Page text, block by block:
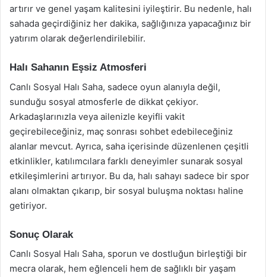
artırır ve genel yaşam kalitesini iyileştirir. Bu nedenle, halı
sahada geçirdiğiniz her dakika, sağlığınıza yapacağınız bir
yatırım olarak değerlendirilebilir.
Halı Sahanın Eşsiz Atmosferi
Canlı Sosyal Halı Saha, sadece oyun alanıyla değil,
sunduğu sosyal atmosferle de dikkat çekiyor.
Arkadaşlarınızla veya ailenizle keyifli vakit
geçirebileceğiniz, maç sonrası sohbet edebileceğiniz
alanlar mevcut. Ayrıca, saha içerisinde düzenlenen çeşitli
etkinlikler, katılımcılara farklı deneyimler sunarak sosyal
etkileşimlerini artırıyor. Bu da, halı sahayı sadece bir spor
alanı olmaktan çıkarıp, bir sosyal buluşma noktası haline
getiriyor.
Sonuç Olarak
Canlı Sosyal Halı Saha, sporun ve dostluğun birleştiği bir
mecra olarak, hem eğlenceli hem de sağlıklı bir yaşam